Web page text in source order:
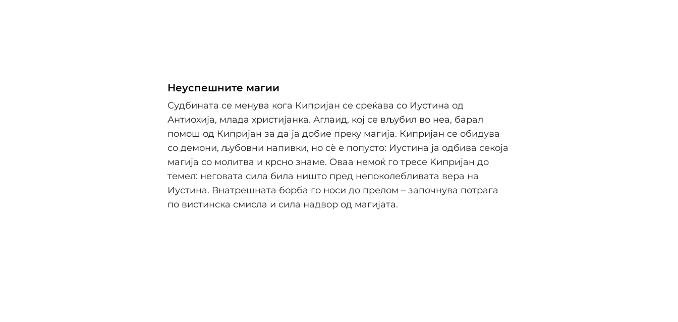
Неуспешните магии
Судбината се менува кога Кипријан се среќава со Иустина од
Антиохија, млада христијанка. Аглаид, кој се вљубил во неа, барал
помош од Кипријан за да ја добие преку магија. Кипријан се обидува
со демони, љубовни напивки, но сè е попусто: Иустина ја одбива секоја
магија со молитва и крсно знаме. Оваа немоќ го тресе Kипријан до
темел: неговата сила била ништо пред непоколебливата вера на
Иустина. Внатрешната борба го носи до прелом – започнува потрага
по вистинска смисла и сила надвор од магијата.